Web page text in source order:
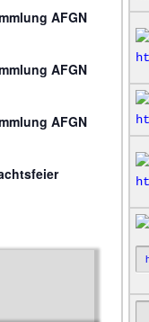
AFGN
AFGN
AFGN